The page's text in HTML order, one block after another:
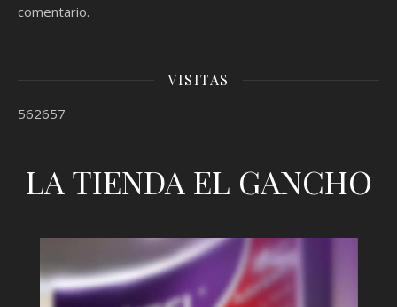
comentario.
VISITAS
562657
LA TIENDA EL GANCHO